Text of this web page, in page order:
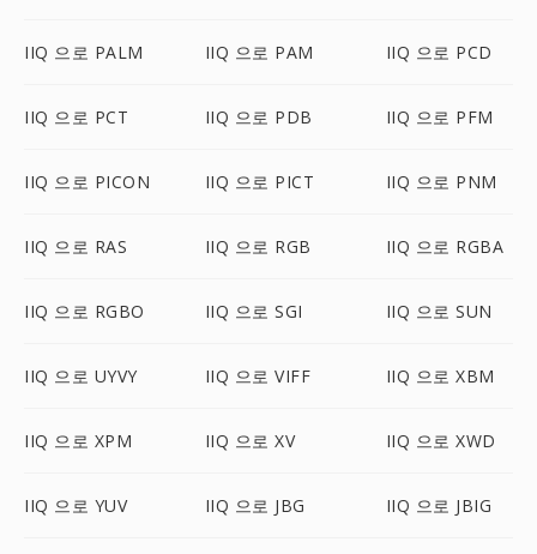
IIQ 으로 PALM IIQ 으로 PAM IIQ 으로 PCD
IIQ 으로 PCT IIQ 으로 PDB IIQ 으로 PFM
IIQ 으로 PICON IIQ 으로 PICT IIQ 으로 PNM
IIQ 으로 RAS IIQ 으로 RGB IIQ 으로 RGBA
IIQ 으로 RGBO IIQ 으로 SGI IIQ 으로 SUN
IIQ 으로 UYVY IIQ 으로 VIFF IIQ 으로 XBM
IIQ 으로 XPM IIQ 으로 XV IIQ 으로 XWD
IIQ 으로 YUV IIQ 으로 JBG IIQ 으로 JBIG